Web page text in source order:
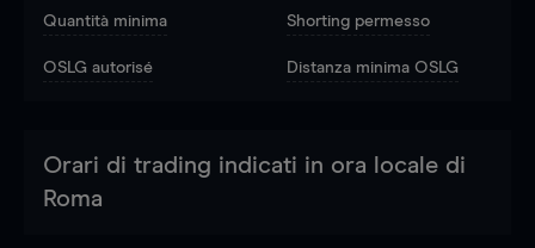
Quantità minima Shorting permesso
OSLG autorisé Distanza minima OSLG
Orari di trading indicati in ora locale di
Roma